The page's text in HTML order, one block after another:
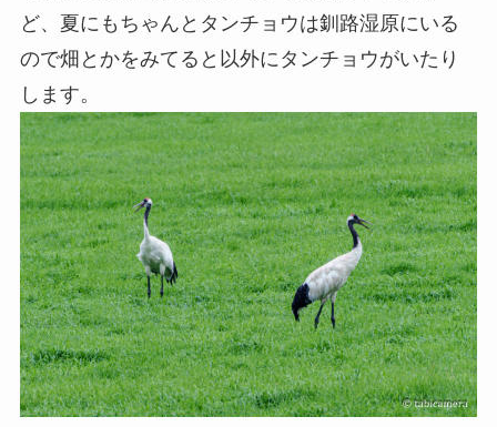
ど、夏にもちゃんとタンチョウは釧路湿原にいる
ので畑とかをみてると以外にタンチョウがいたり
します。